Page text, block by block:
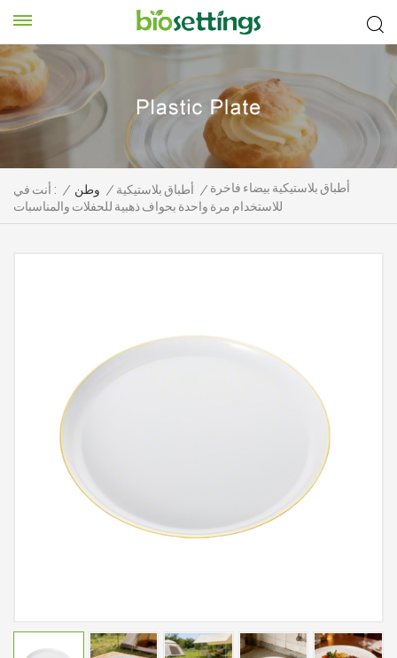
أنت في : / وطن / أطباق بلاستيكية / أطباق بلاستيكية بيضاء فاخرة
للاستخدام مرة واحدة بحواف ذهبية للحفلات والمناسبات